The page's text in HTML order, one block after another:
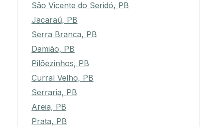
São Vicente do Seridó, PB
Jacaraú, PB
Serra Branca, PB
Damião, PB
Pilõezinhos, PB
Curral Velho, PB
Serraria, PB
Areia, PB
Prata, PB